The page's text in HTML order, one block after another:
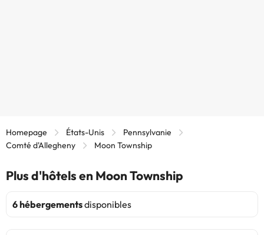
Homepage États-Unis
Pennsylvanie
Comté d'Allegheny
Moon Township
Plus d'hôtels en Moon Township
6 hébergementsdisponibles